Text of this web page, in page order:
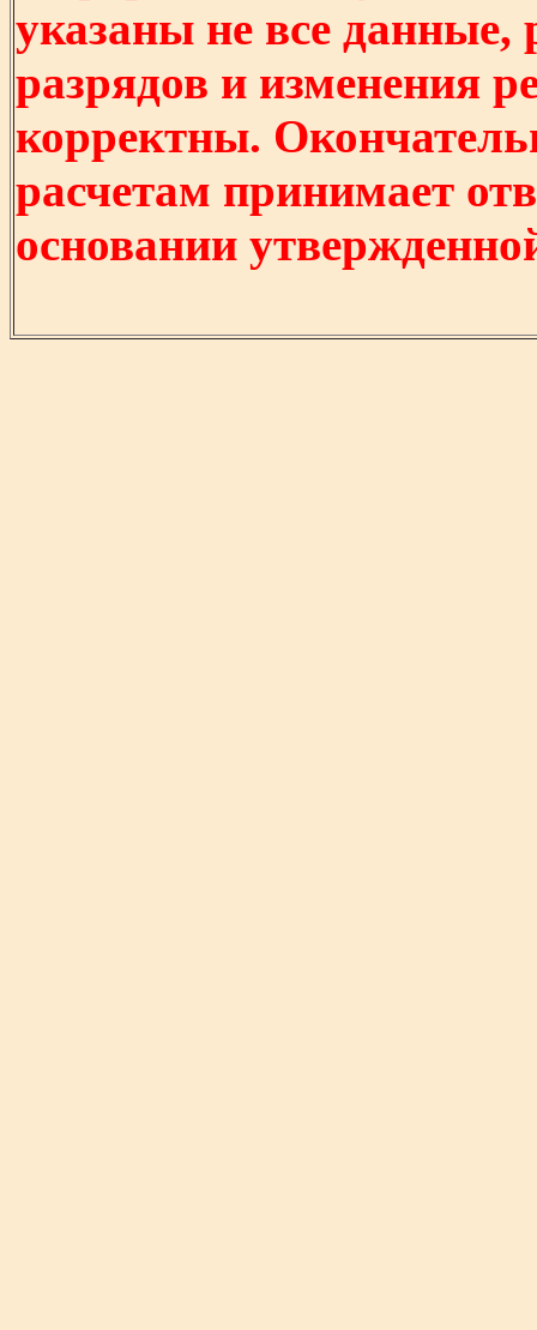
указаны не все
разрядов и изменения
корректны.
расчетам принимает
основании